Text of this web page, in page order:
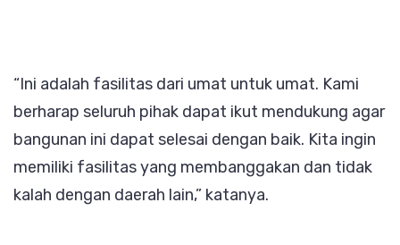
“Ini adalah fasilitas dari umat untuk umat. Kami
berharap seluruh pihak dapat ikut mendukung agar
bangunan ini dapat selesai dengan baik. Kita ingin
memiliki fasilitas yang membanggakan dan tidak
kalah dengan daerah lain,” katanya.